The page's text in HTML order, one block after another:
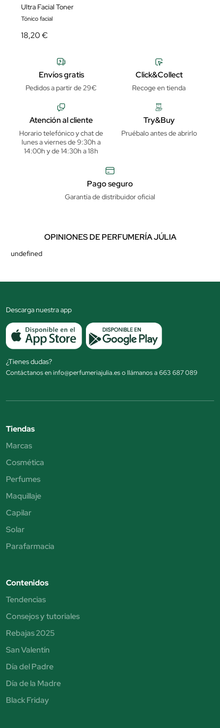
Ultra Facial Toner
Tónico facial
18,20 €
Envíos gratis
Pedidos a partir de 29€
Click&Collect
Recoge en tienda
Atención al cliente
Horario telefónico y chat de
lunes a viernes de 9:30h a
14:00h y de 14:30h a 18h
Try&Buy
Pruébalo antes de abrirlo
Pago seguro
Garantía de distribuidor oficial
OPINIONES DE PERFUMERÍA JÚLIA
undefined
Descarga nuestra app
¿Tienes dudas?
Contáctanos en info@perfumeriajulia.es o llámanos a 663 687 089
Tiendas
Marcas
Cosmética
Perfumes
Maquillaje
Capilar
Solar
Parafarmacia
Contenidos
Tendencias
Consejos y tutoriales
Rebajas 2025
San Valentín
Día del Padre
Día de la Madre
Black Friday